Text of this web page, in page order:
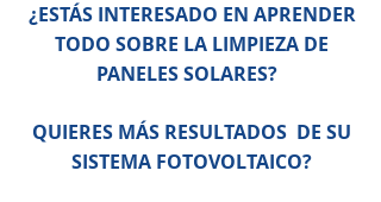
¿ESTÁS INTERESADO EN APRENDER
TODO SOBRE LA LIMPIEZA DE
PANELES SOLARES?
QUIERES MÁS RESULTADOS DE SU
SISTEMA FOTOVOLTAICO?